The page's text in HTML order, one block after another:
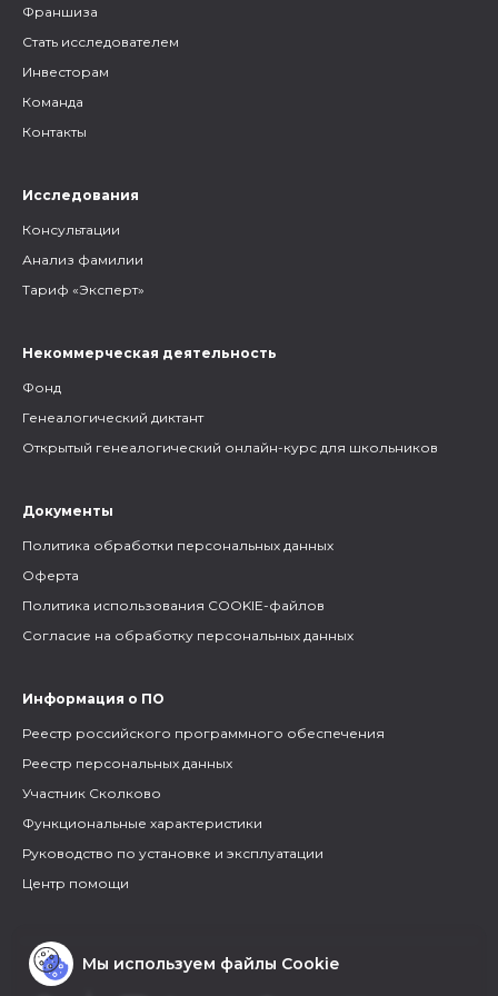
Франшиза
Стать исследователем
Инвесторам
Команда
Контакты
Исследования
Консультации
Анализ фамилии
Тариф «Эксперт»
Некоммерческая деятельность
Фонд
Генеалогический диктант
Открытый генеалогический онлайн-курс для школьников
Документы
Политика обработки персональных данных
Оферта
Политика использования COOKIE-файлов
Согласие на обработку персональных данных
Информация о ПО
Реестр российского программного обеспечения
Реестр персональных данных
Участник Сколково
Функциональные характеристики
Руководство по установке и эксплуатации
Центр помощи
Мы используем файлы Cookie